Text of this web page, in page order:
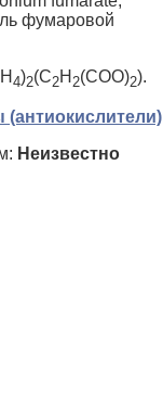
фумаровой
4)2(C2H 2(COO)2).
(антиокислители)
Неизвестно